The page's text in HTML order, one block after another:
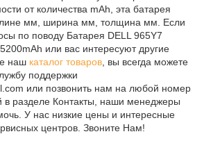
от количества mAh, эта батарея
мм, ширина мм, толщина мм. Если
по поводу Батарея DELL 965Y7
или вас интересуют другие
наш каталог товаров , вы всегда можете
поддержки
или позвонить нам на любой номер
в разделе Контакты, наши менеджеры
У нас низкие цены и интересные
центров. Звоните Нам!